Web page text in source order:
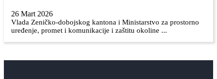
26 Mart 2026
Vlada Zeničko-dobojskog kantona i Ministarstvo za prostorno
uređenje, promet i komunikacije i zaštitu okoline ...